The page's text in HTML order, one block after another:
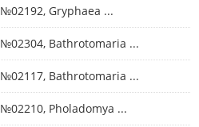
№02192, Gryphaea ...
№02304, Bathrotomaria ...
№02117, Bathrotomaria ...
№02210, Pholadomya ...